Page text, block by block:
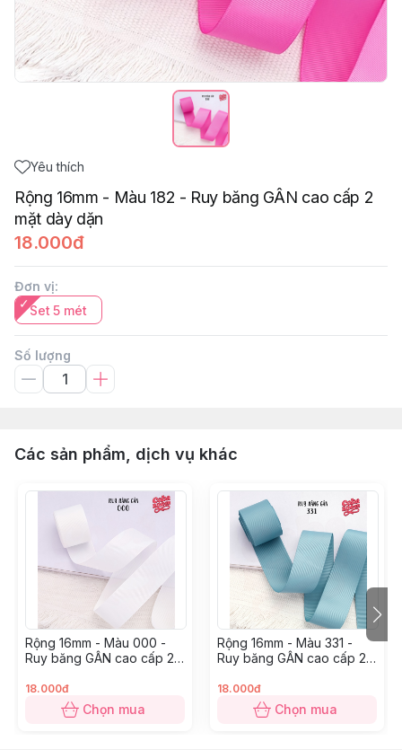
Yêu thích
Rộng 16mm - Màu 182 - Ruy băng GÂN cao cấp 2
mặt dày dặn
18.000đ
Đơn vị:
Set 5 mét
Số lượng
Các sản phẩm, dịch vụ khác
Rộng 16mm - Màu 000 -
Ruy băng GÂN cao cấp 2
18.000đ
Chọn mua
Rộng 16mm - Màu 331 -
Ruy băng GÂN cao cấp 2
18.000đ
Chọn mua